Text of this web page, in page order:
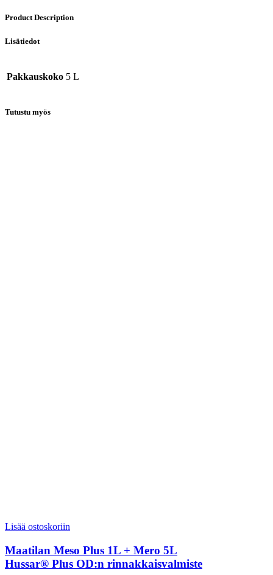
Product Description
Lisätiedot
Pakkauskoko 5 L
Tutustu myös
Lisää ostoskoriin
Maatilan Meso Plus 1L + Mero 5L
Hussar® Plus OD:n rinnakkaisvalmiste